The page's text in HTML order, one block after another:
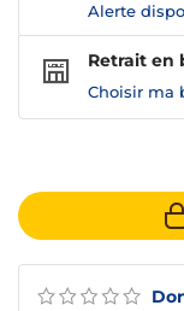
Alerte
Retrait en
Choisir ma